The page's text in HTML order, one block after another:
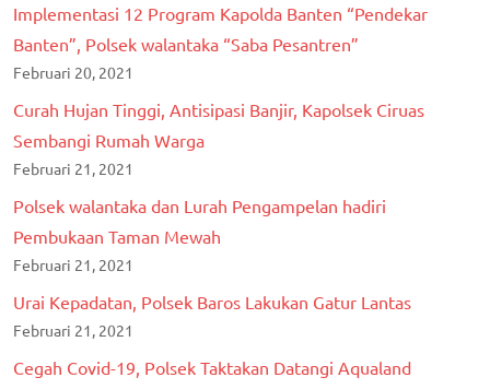
Implementasi 12 Program Kapolda Banten “Pendekar
Banten”, Polsek walantaka “Saba Pesantren”
Februari 20, 2021
Curah Hujan Tinggi, Antisipasi Banjir, Kapolsek Ciruas
Sembangi Rumah Warga
Februari 21, 2021
Polsek walantaka dan Lurah Pengampelan hadiri
Pembukaan Taman Mewah
Februari 21, 2021
Urai Kepadatan, Polsek Baros Lakukan Gatur Lantas
Februari 21, 2021
Cegah Covid-19, Polsek Taktakan Datangi Aqualand